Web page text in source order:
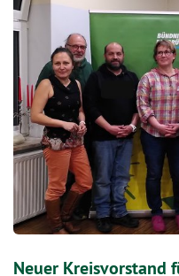
Neuer Kreisvorstand